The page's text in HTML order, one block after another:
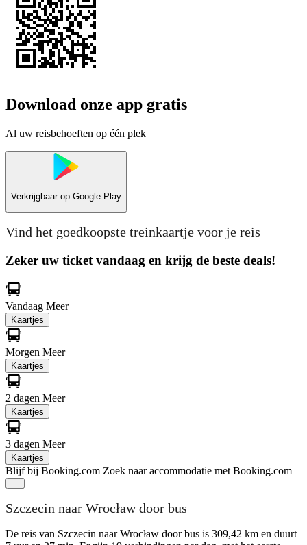
Download onze app gratis
Al uw reisbehoeften op één plek
Verkrijgbaar op Google Play
Vind het goedkoopste treinkaartje voor je reis
Zeker uw ticket vandaag en krijg de beste deals!
Vandaag Meer
Kaartjes
Morgen Meer
Kaartjes
2 dagen Meer
Kaartjes
3 dagen Meer
Kaartjes
Blijf bij Booking.com Zoek naar accommodatie met Booking.com
Szczecin naar Wrocław door bus
De reis van Szczecin naar Wrocław door bus is 309,42 km en duurt